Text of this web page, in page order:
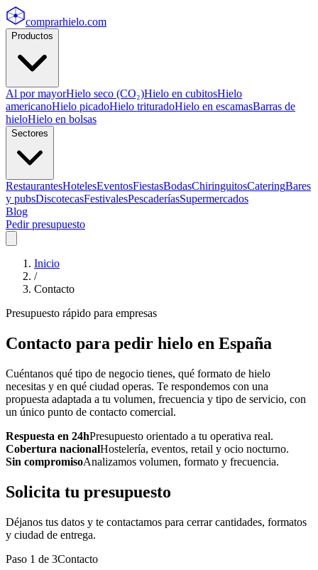
comprarhielo.com
Productos
Al por mayorHielo seco (CO₂)Hielo en cubitosHielo
americanoHielo picadoHielo trituradoHielo en escamasBarras de
hieloHielo en bolsas
Sectores
RestaurantesHotelesEventosFiestasBodasChiringuitosCateringBares
y pubsDiscotecasFestivalesPescaderíasSupermercados
Blog
Pedir presupuesto
Inicio
/
Contacto
Presupuesto rápido para empresas
Contacto para pedir hielo en España
Cuéntanos qué tipo de negocio tienes, qué formato de hielo
necesitas y en qué ciudad operas. Te respondemos con una
propuesta adaptada a tu volumen, frecuencia y tipo de servicio, con
un único punto de contacto comercial.
Respuesta en 24hPresupuesto orientado a tu operativa real.
Cobertura nacionalHostelería, eventos, retail y ocio nocturno.
Sin compromisoAnalizamos volumen, formato y frecuencia.
Solicita tu presupuesto
Déjanos tus datos y te contactamos para cerrar cantidades, formatos
y ciudad de entrega.
Paso 1 de 3Contacto